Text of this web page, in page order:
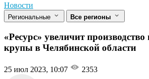
Новости
Региональные Все регионы
«Ресурс» увеличит производство
крупы в Челябинской области
25 июл 2023, 10:07 2353